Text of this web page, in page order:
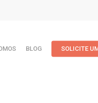
BLOG SOLICITE